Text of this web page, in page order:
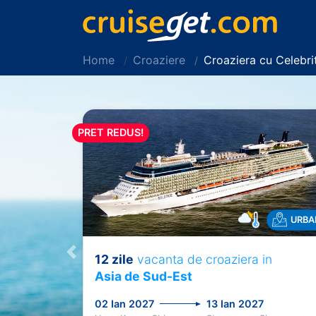
Home Croaziere Croaziera cu
Previous
PRET REDUS!
12 zile vacanta de croaziera in
Asia de Sud-Est
02 Ian 2027 13 Ian 2027